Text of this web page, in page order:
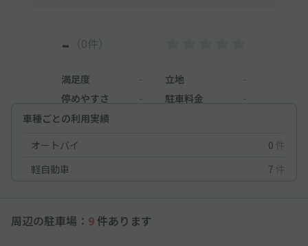
- （0件）
満足度 立地
停めやすさ
駐車料金
車種ごとの利用実績
オートバイ
0 件
軽自動車
7 件
周辺の駐車場： 9 件あります